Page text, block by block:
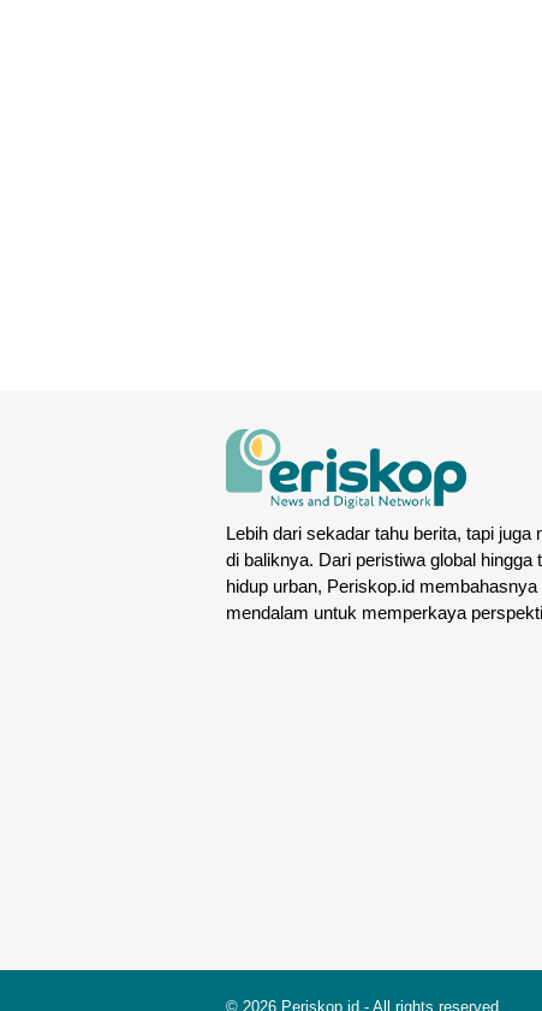
Lebih dari sekadar tahu berita, tapi juga
di baliknya. Dari peristiwa global hingga
hidup urban, Periskop.id
mendalam untuk memperkaya
© 2026 Periskop.id - All rights reserved.